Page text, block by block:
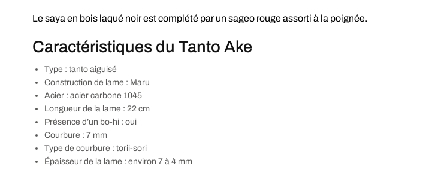
Le saya en bois laqué noir est complété par un sageo rouge assorti à la poignée.
Caractéristiques du Tanto Ake
Type : tanto aiguisé
Construction de lame : Maru
Acier : acier carbone 1045
Longueur de la lame : 22 cm
Présence d’un bo-hi : oui
Courbure : 7 mm
Type de courbure : torii-sori
Épaisseur de la lame : environ 7 à 4 mm